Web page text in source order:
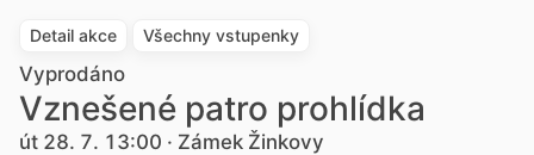
Detail akce Všechny vstupenky
Vyprodáno
Vznešené patro prohlídka
út 28. 7. 13:00 · Zámek Žinkovy